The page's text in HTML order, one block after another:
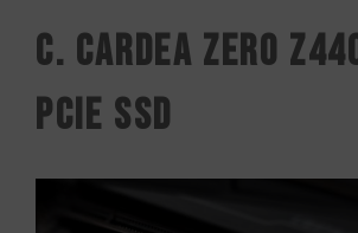
C. CARDEA ZERO
PCIe SSD